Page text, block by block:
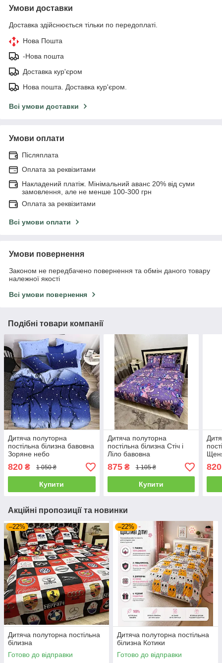
Умови доставки
Доставка здійснюється тільки по передоплаті.
Нова Пошта
-Нова пошта
Доставка кур'єром
Нова пошта. Доставка кур'єром.
Всі умови доставки
Умови оплати
Післяплата
Оплата за реквізитами
Накладений платіж. Мінімальний аванс 20% від суми
замовлення, але не менше 100-300 грн
Оплата за реквізитами
Всі умови оплати
Умови повернення
Законом не передбачено повернення та обмін даного товару
належної якості
Всі умови повернення
Подібні товари компанії
Дитяча полуторна
постільна білизна бавовна
Зоряне небо
820 ₴ 1 050 ₴
Купити
Дитяча полуторна
постільна білизна Стіч і
Ліло бавовна
875₴ 1 105 ₴
Купити
820
Акційні пропозиції та новинки
–22%
Дитяча полуторна постільна
білизна
Готово до відправки
–22%
Дитяча полуторна постільна
білизна Котики
Готово до відправки